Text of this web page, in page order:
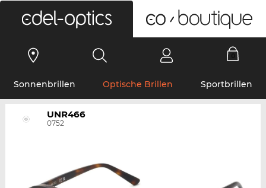
Sonnenbrillen Optische Brillen Sportbrillen
UNR466
0752